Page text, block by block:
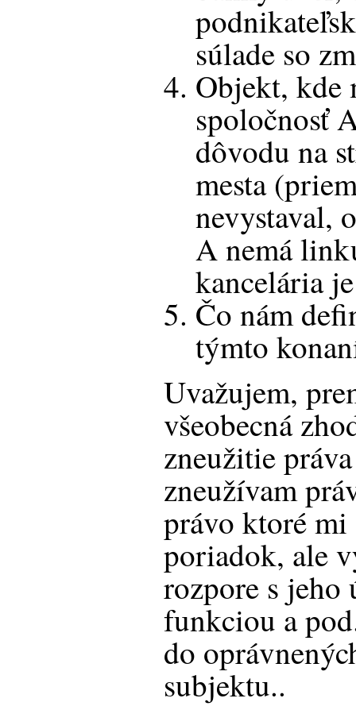
súlade so
Objekt, kde
spoločnosť
dôvodu na
mesta
nevystaval,
A nemá
kancelária
Čo nám
týmto
Uvažujem,
všeobecná
zneužitie
zneužívam
právo ktoré mi
poriadok, ale
rozpore s jeho
funkciou a
do
subjektu..